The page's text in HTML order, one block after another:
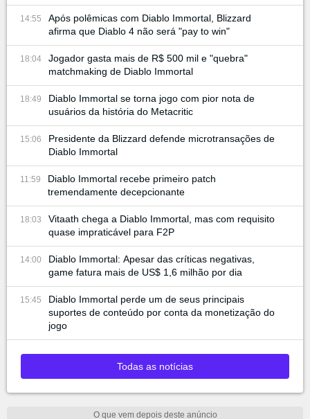
14:55
Após polêmicas com Diablo Immortal, Blizzard
afirma que Diablo 4 não será "pay to win"
18:04
Jogador gasta mais de R$ 500 mil e "quebra"
matchmaking de Diablo Immortal
18:49
Diablo Immortal se torna jogo com pior nota de
usuários da história do Metacritic
15:06
Presidente da Blizzard defende microtransações de
Diablo Immortal
11:59
Diablo Immortal recebe primeiro patch
tremendamente decepcionante
18:03
Vitaath chega a Diablo Immortal, mas com requisito
quase impraticável para F2P
14:00
Diablo Immortal: Apesar das críticas negativas,
game fatura mais de US$ 1,6 milhão por dia
15:45
Diablo Immortal perde um de seus principais
suportes de conteúdo por conta da monetização do
jogo
Todas as notícias